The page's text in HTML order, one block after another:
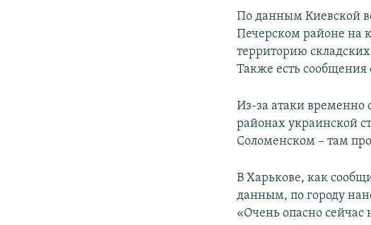
По данным Киевской
Печерском районе на
территорию
Также есть
Из-за атаки временно
районах украинской
Соломенском – там
В Харькове, как
данным, по городу
«Очень опасно сейчас